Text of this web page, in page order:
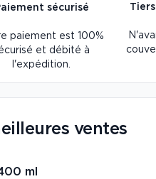
sécurisé
paiement est 100%
et débité à
l'expédition.
ventes
ml